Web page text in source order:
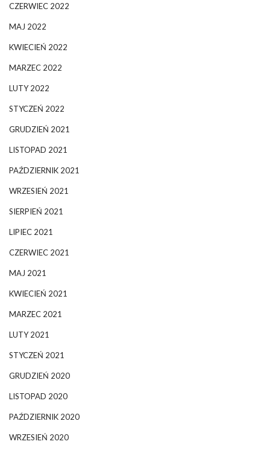
CZERWIEC 2022
MAJ 2022
KWIECIEŃ 2022
MARZEC 2022
LUTY 2022
STYCZEŃ 2022
GRUDZIEŃ 2021
LISTOPAD 2021
PAŹDZIERNIK 2021
WRZESIEŃ 2021
SIERPIEŃ 2021
LIPIEC 2021
CZERWIEC 2021
MAJ 2021
KWIECIEŃ 2021
MARZEC 2021
LUTY 2021
STYCZEŃ 2021
GRUDZIEŃ 2020
LISTOPAD 2020
PAŹDZIERNIK 2020
WRZESIEŃ 2020